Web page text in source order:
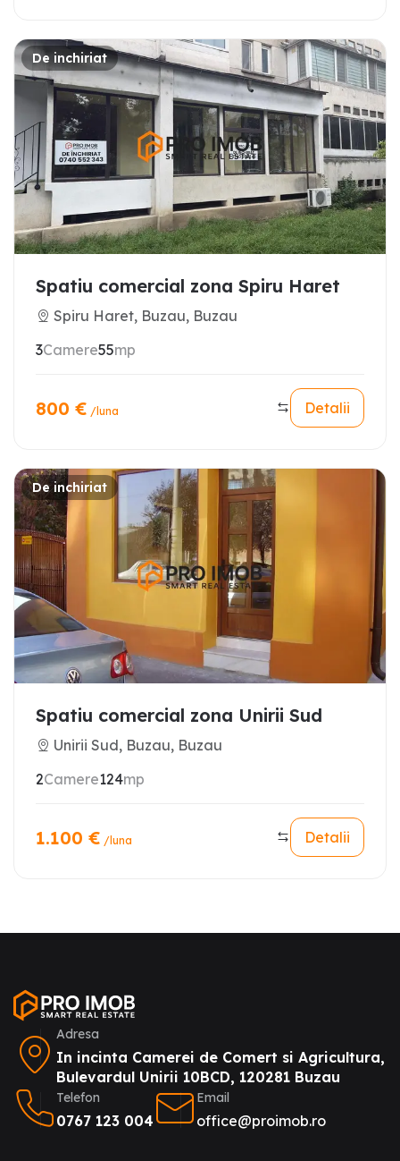
De inchiriat
Spatiu comercial zona Spiru Haret
Spiru Haret, Buzau, Buzau
3Camere55mp
800 € /luna Detalii
De inchiriat
Spatiu comercial zona Unirii Sud
Unirii Sud, Buzau, Buzau
2Camere124mp
1.100 € /luna Detalii
Adresa
In incinta Camerei de Comert si Agricultura,
Bulevardul Unirii 10BCD, 120281 Buzau
Telefon
0767 123 004
Email
office@proimob.ro